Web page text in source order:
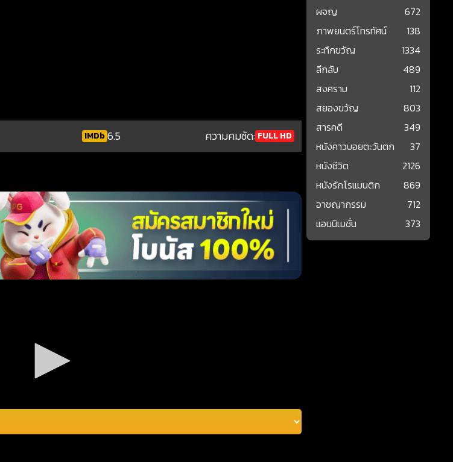
IMDb6.5 ความคมชัด: FULL HD
ผจญ
672
ภาพยนตร์โทรทัศน์
138
ระทึกขวัญ
1334
ลึกลับ
489
สงคราม
112
สยองขวัญ
803
สารคดี
349
หนังคาวบอยตะวันตก
37
หนังชีวิต
2126
หนังรักโรแมนติก
869
อาชญากรรม
712
แอนนิเมชั่น
373